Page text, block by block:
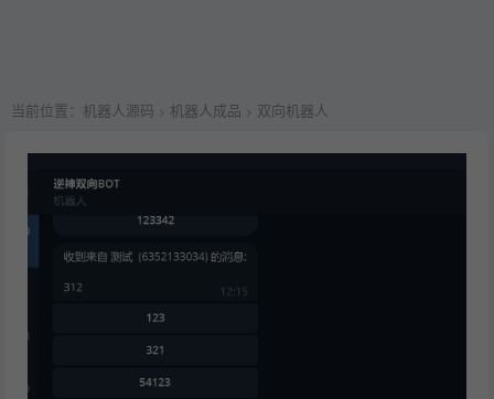
当前位置： 机器人源码 > 机器人成品 > 双向机器人